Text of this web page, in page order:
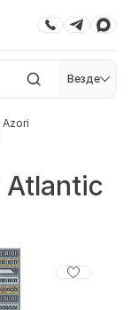
Везде
Azori
Atlantic